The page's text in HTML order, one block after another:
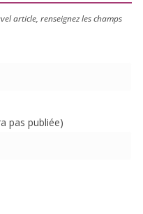
article, ren­sei­gnez les champs
pas publiée)